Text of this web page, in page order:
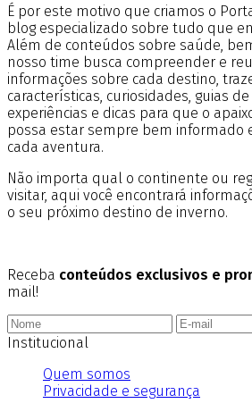
É por este motivo que criamos o
blog especializado sobre tudo que
Além de conteúdos sobre saúde,
nosso time busca compreender e
informações sobre cada destino,
características, curiosidades, guias
experiências e dicas para que o
possa estar sempre bem informado
cada aventura.
Não importa qual o continente ou
visitar, aqui você encontrará
o seu próximo destino de inverno.
Receba conteúdos exclusivos e
mail!
Institucional
Quem somos
Privacidade e segurança